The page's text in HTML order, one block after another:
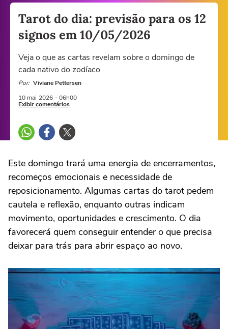
Tarot do dia: previsão para os 12
signos em 10/05/2026
Veja o que as cartas revelam sobre o domingo de
cada nativo do zodíaco
Por: Viviane Pettersen
10 mai 2026 - 06h00
Exibir comentários
Este domingo trará uma energia de encerramentos,
recomeços emocionais e necessidade de
reposicionamento. Algumas cartas do tarot pedem
cautela e reflexão, enquanto outras indicam
movimento, oportunidades e crescimento. O dia
favorecerá quem conseguir entender o que precisa
deixar para trás para abrir espaço ao novo.